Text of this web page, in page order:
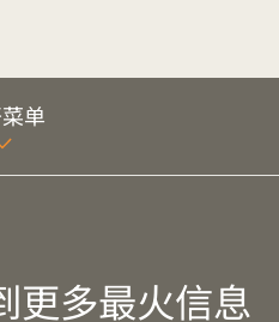
单
更多最火信息